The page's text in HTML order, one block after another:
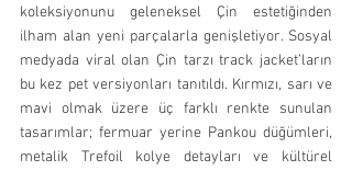
koleksiyonunu geleneksel Çin estetiğinden
ilham alan yeni parçalarla genişletiyor. Sosyal
medyada viral olan Çin tarzı track jacket’ların
bu kez pet versiyonları tanıtıldı. Kırmızı, sarı ve
mavi olmak üzere üç farklı renkte sunulan
tasarımlar; fermuar yerine Pankou düğümleri,
metalik Trefoil kolye detayları ve kültürel